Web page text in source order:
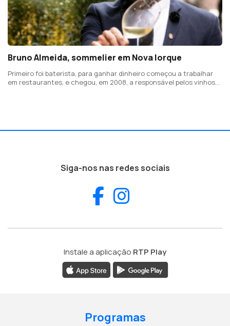
Bruno Almeida, sommelier em Nova Iorque
Primeiro foi baterista, para ganhar dinheiro começou a trabalhar
em restaurantes, e chegou, em 2008, a responsável pelos vinhos
Siga-nos nas redes sociais
Facebook
Instale a aplicação RTP Play
Programas